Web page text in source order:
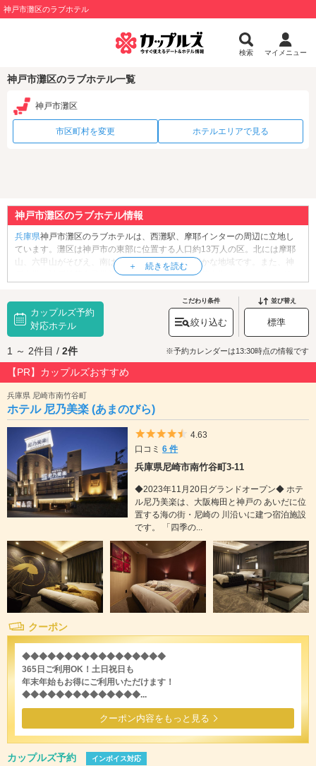
神戸市灘区のラブホテル
検索 マイメニュー
神戸市灘区のラブホテル一覧
神戸市灘区
市区町村を変更 ホテルエリアで見る
神戸市灘区のラブホテル情報
兵庫県神戸市灘区のラブホテルは、西灘駅、摩耶インターの周辺に立地し
ています。灘区は神戸市の東部に位置する人口約13万人の区。北には摩耶
山、六甲山がそびえ、南は大阪湾に面した自然豊かな地域です。また、神
戸大学、神戸松蔭女子学院大学、神戸海星女子学院大学のキャンパスがあ
クデザイナー・横尾忠則氏の作品をメインに展示する「
横尾忠則現代美術
館」や、ジャイアントパンダをはじめ、約130種770点の動物を飼育する
「神戸市立王子動物園 」、絶好の夜景スポット「摩耶山・掬星台
」などが
あり、デートスポットも豊富。また、阪急・王子公園駅から徒歩約3分、JR
灘駅から徒歩約10分の「水道筋商店街」は、500軒以上の商店が密集する
神戸市内有数の商業地として発展しています。地域に密着したこの商店街
は、お買い物やお食事を楽しむのに最適です。灘区のラブホテルはルーム
デートの際の休憩・宿泊にもぴったりです。神戸市灘区でラブホテルをお
探しの際は、クーポン・事前予約でお得に利用ができる『カップルズ』に
おまかせください。
カップルズ予約
対応ホテル
こだわり条件
絞り込む
並び替え
標準
1 ～ 2件目 / 2件 ※予約カレンダーは13:30時点の情報です
【PR】カップルズおすすめ
兵庫県 尼崎市南竹谷町
ホテル 尼乃美楽 (あまのびら)
5つ星のうち4.5
4.63
口コミ6 件
兵庫県尼崎市南竹谷町3-11
◆2023年11月20日グランドオープン◆ ホテ
ル尼乃美楽は、大阪梅田と神戸の あいだに位
置する海の街・尼崎の 川沿いに建つ宿泊施設
です。 「四季の...
クーポン
◆◆◆◆◆◆◆◆◆◆◆◆◆◆◆◆◆
365日ご利用OK！土日祝日も
年末年始もお得にご利用いただけます！
◆◆◆◆◆◆◆◆◆◆◆◆◆◆...
クーポン内容をもっと見る
カップルズ予約 インボイス対応